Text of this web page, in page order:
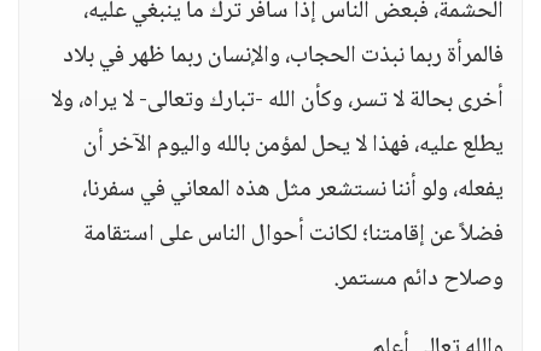
الحشمة، فبعض الناس إذا سافر ترك ما ينبغي عليه،
فالمرأة ربما نبذت الحجاب، والإنسان ربما ظهر في بلاد
أخرى بحالة لا تسر، وكأن الله -تبارك وتعالى- لا يراه، ولا
يطلع عليه، فهذا لا يحل لمؤمن بالله واليوم الآخر أن
يفعله، ولو أننا نستشعر مثل هذه المعاني في سفرنا،
فضلاً عن إقامتنا؛ لكانت أحوال الناس على استقامة
وصلاح دائم مستمر.